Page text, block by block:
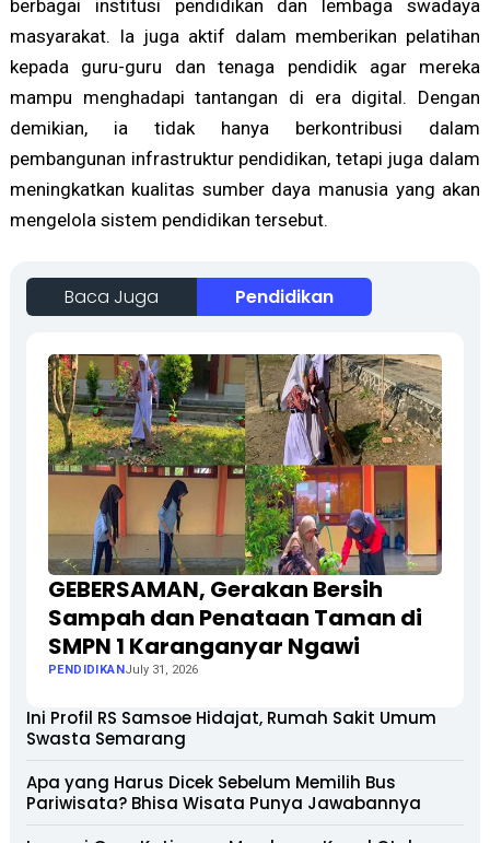
berbagai institusi pendidikan dan lembaga swadaya
masyarakat. Ia juga aktif dalam memberikan pelatihan
kepada guru-guru dan tenaga pendidik agar mereka
mampu menghadapi tantangan di era digital. Dengan
demikian, ia tidak hanya berkontribusi dalam
pembangunan infrastruktur pendidikan, tetapi juga dalam
meningkatkan kualitas sumber daya manusia yang akan
mengelola sistem pendidikan tersebut.
Baca Juga Pendidikan
GEBERSAMAN, Gerakan Bersih
Sampah dan Penataan Taman di
SMPN 1 Karanganyar Ngawi
PENDIDIKAN July 31, 2026
Ini Profil RS Samsoe Hidajat, Rumah Sakit Umum
Swasta Semarang
Apa yang Harus Dicek Sebelum Memilih Bus
Pariwisata? Bhisa Wisata Punya Jawabannya